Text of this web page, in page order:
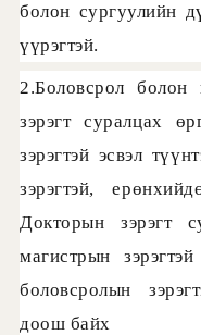
болон сургуулийн
үүрэгтэй.
2.Боловсрол
зэрэгт суралцах
зэрэгтэй эсвэл
зэрэгтэй,
Докторын зэрэгт
магистрын
боловсролын
доош байх